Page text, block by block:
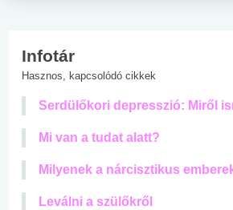
Infotár
Hasznos, kapcsolódó cikkek
Serdülőkori depresszió: Miről
Mi van a tudat alatt?
Milyenek a nárcisztikus
Leválni a szülőkről